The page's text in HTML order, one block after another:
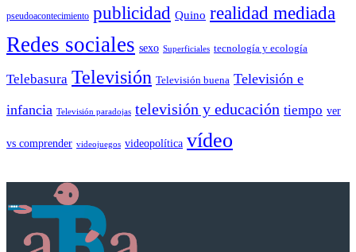
pseudoacontecimiento publicidad Quino realidad mediada
Redes sociales sexo Superficiales tecnología y ecología
Telebasura Televisión Televisión buena Televisión e
infancia Televisión paradojas televisión y educación tiempo ver
vs comprender videojuegos videopolítica vídeo